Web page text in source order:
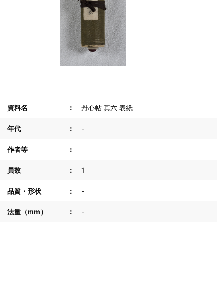
資料名 丹心帖 其六 表紙
年代 -
作者等 -
員数 1
品質・形状 -
法量（mm） -